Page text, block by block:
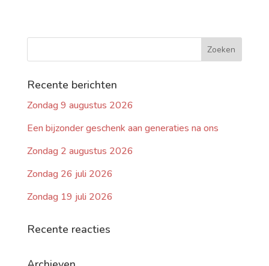
Recente berichten
Zondag 9 augustus 2026
Een bijzonder geschenk aan generaties na ons
Zondag 2 augustus 2026
Zondag 26 juli 2026
Zondag 19 juli 2026
Recente reacties